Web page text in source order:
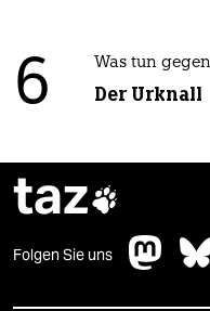
6 Was tun
Der Urknall
taz
Folgen Sie uns